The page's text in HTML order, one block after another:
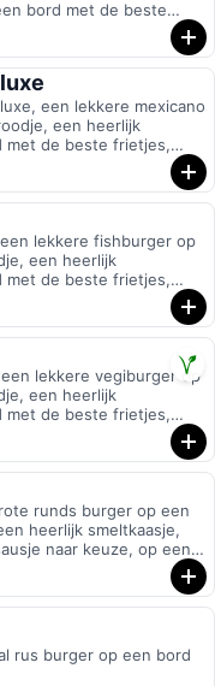
bord met de beste
naar eigen keuze
een lekkere mexicano
een heerlijk
met de beste frietjes,
eigen keuze
lekkere fishburger op
een heerlijk
met de beste frietjes,
eigen keuze
lekkere vegiburger op
een heerlijk
met de beste frietjes,
eigen keuze
runds burger op een
heerlijk smeltkaasje,
naar keuze, op een
rus burger op een bord